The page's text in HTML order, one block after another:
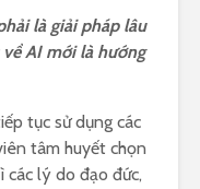
là giải pháp lâu
AI mới là hướng
tục sử dụng các
tâm huyết chọn
các lý do đạo đức,